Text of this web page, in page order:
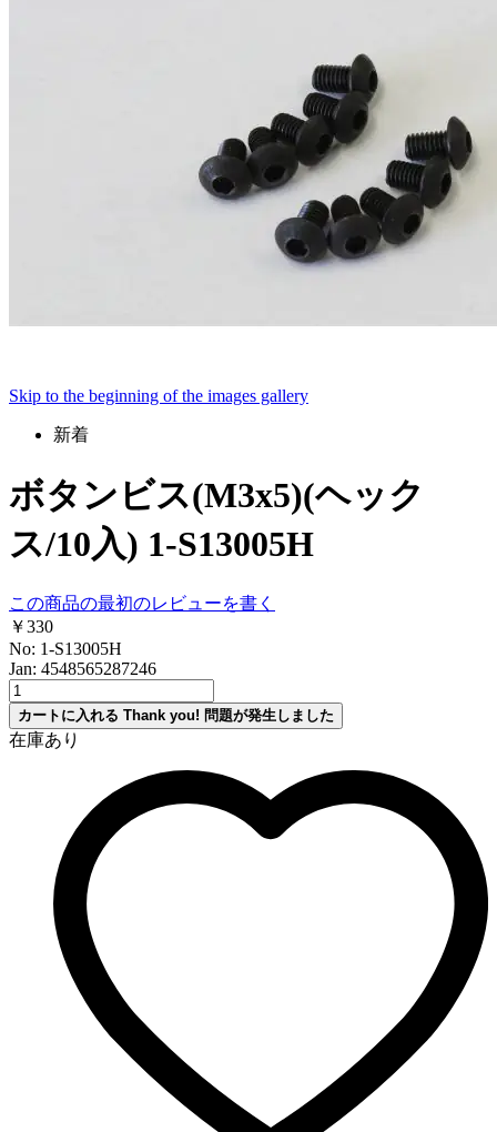
Skip to the beginning of the images gallery
新着
ボタンビス(M3x5)(ヘック
ス/10入) 1-S13005H
この商品の最初のレビューを書く
￥330
No: 1-S13005H
Jan: 4548565287246
カートに入れる Thank you! 問題が発生しました
在庫あり